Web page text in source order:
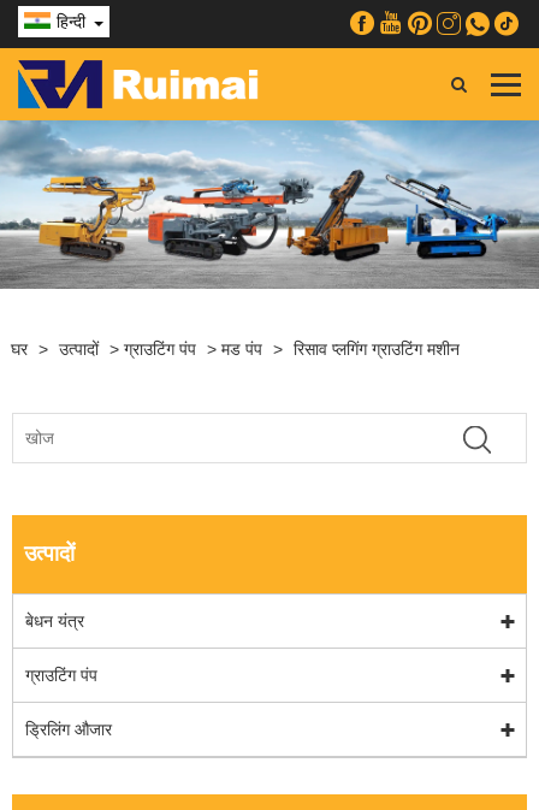
हिन्दी
घर > उत्पादों > ग्राउटिंग पंप > मड पंप > रिसाव प्लगिंग ग्राउटिंग मशीन
उत्पादों
बेधन यंत्र
ग्राउटिंग पंप
ड्रिलिंग औजार